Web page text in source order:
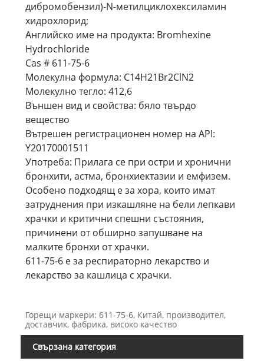
дибромобензил)-N-метилциклохексиламин
хидрохлорид;
Английско име на продукта: Bromhexine
Hydrochloride
Cas # 611-75-6
Молекулна формула: C14H21Br2ClN2
Молекулно тегло: 412,6
Външен вид и свойства: бяло твърдо
вещество
Вътрешен регистрационен номер на API:
Y20170001511
Употреба: Прилага се при остри и хронични
бронхити, астма, бронхиектазии и емфизем.
Особено подходящ е за хора, които имат
затруднения при изкашляне на бели лепкави
храчки и критични спешни състояния,
причинени от обширно запушване на
малките бронхи от храчки.
611-75-6 е за респираторно лекарство и
лекарство за кашлица с храчки.
Горещи маркери: 611-75-6, Китай, производител,
доставчик, фабрика, високо качество
Свързана категория